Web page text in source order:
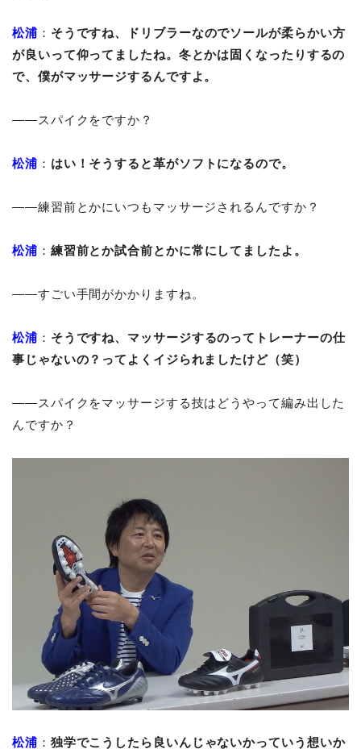
松浦 ： そうですね、ドリブラーなのでソールが柔らかい方
が良いって仰ってましたね。冬とかは固くなったりするの
で、僕がマッサージするんですよ。
――スパイクをですか？
松浦 ： はい！そうすると革がソフトになるので。
――練習前とかにいつもマッサージされるんですか？
松浦 ： 練習前とか試合前とかに常にしてましたよ。
――すごい手間がかかりますね。
松浦 ： そうですね、マッサージするのってトレーナーの仕
事じゃないの？ってよくイジられましたけど（笑）
――スパイクをマッサージする技はどうやって編み出した
んですか？
松浦 ： 独学でこうしたら良いんじゃないかっていう想いか